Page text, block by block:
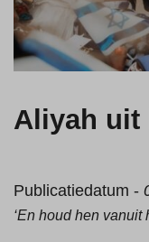
Aliyah uit
Publicatiedatum -
‘En houd hen